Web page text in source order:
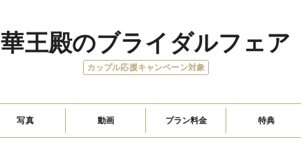
華王殿のブライダルフェア
カップル応援キャンペーン対象
写真 動画 プラン料金 特典